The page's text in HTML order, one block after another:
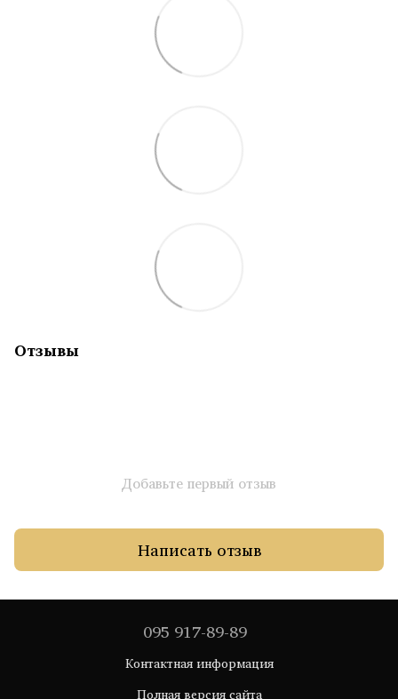
Отзывы
Добавьте первый отзыв
Написать отзыв
095 917-89-89
Контактная информация
Полная версия сайта